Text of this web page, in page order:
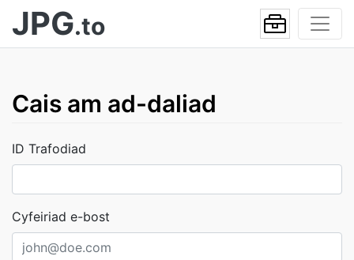
JPG.to
Cais am ad-daliad
ID Trafodiad
Cyfeiriad e-bost